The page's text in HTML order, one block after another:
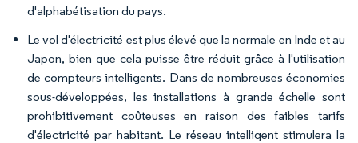
d'alphabétisation du pays.
Le vol d'électricité est plus élevé que la normale en Inde et au
Japon, bien que cela puisse être réduit grâce à l'utilisation
de compteurs intelligents. Dans de nombreuses économies
sous-développées, les installations à grande échelle sont
prohibitivement coûteuses en raison des faibles tarifs
d'électricité par habitant. Le réseau intelligent stimulera la